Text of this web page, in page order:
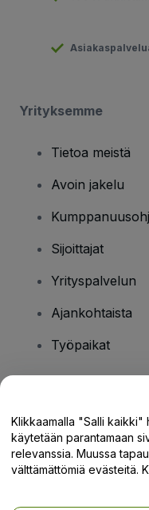
Yrityksemme
Tietoa meistä
Avoin jakelu
Sijoittajat
Yrityspalvelun
Ajankohtaista
Työpaikat
Tukikeskus /
Klikkaamalla "Salli
käytetään parantamaan
relevanssia. Muussa
välttämättömiä evästeitä.